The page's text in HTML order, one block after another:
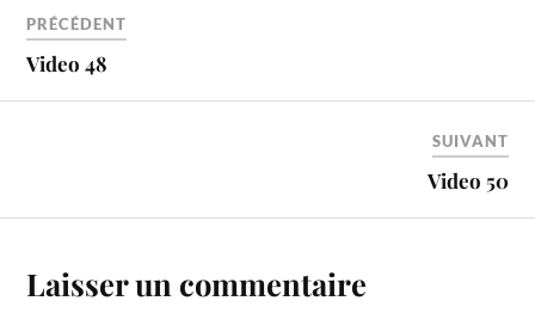
PRÉCÉDENT
Video 48
SUIVANT
Video 50
Laisser un commentaire